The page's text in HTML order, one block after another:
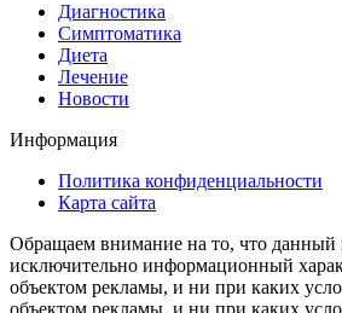
Диагностика
Cимптоматика
Диета
Лечение
Новости
Информация
Политика конфиденциальности
Карта сайта
Обращаем внимание на то, что данный
исключительно информационный
объектом рекламы, и ни при каких